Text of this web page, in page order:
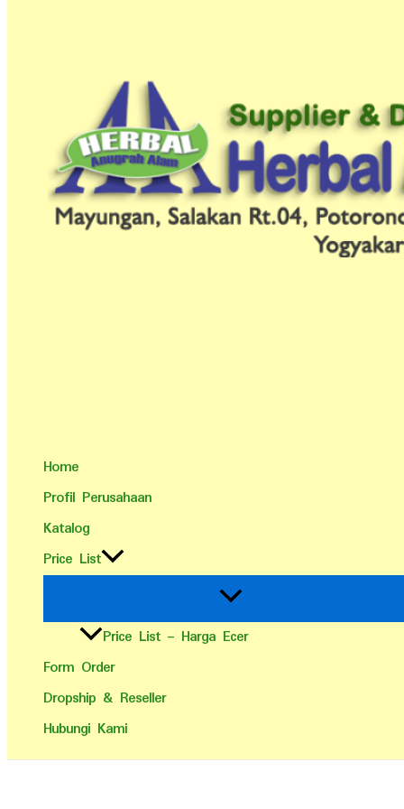
Home
Profil Perusahaan
Katalog
Price List
Price List – Harga Ecer
Form Order
Dropship & Reseller
Hubungi Kami